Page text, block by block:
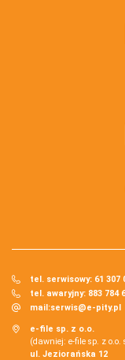
tel. serwisowy: 61 307
tel. awaryjny: 883 784
mail:serwis@e-pity.pl
e-file sp. z o.o.
(dawniej: e-file sp. z o.o.
ul. Jeziorańska 12